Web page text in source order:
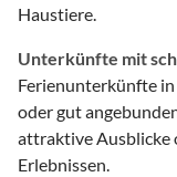
Haustiere.
Unterkünfte mit
Ferienunterkünfte
oder gut
attraktive Ausblicke
Erlebnissen.